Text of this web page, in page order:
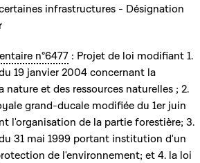
infrastructures - Désignation
n°6477 : Projet de loi modifiant 1.
19 janvier 2004 concernant la
nature et des ressources naturelles ; 2.
grand-ducale modifiée du 1er juin
l'organisation de la partie forestière; 3.
31 mai 1999 portant institution d'un
de l'environnement; et 4. la loi